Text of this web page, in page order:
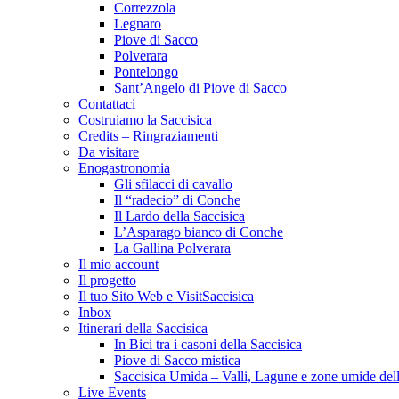
Correzzola
Legnaro
Piove di Sacco
Polverara
Pontelongo
Sant’Angelo di Piove di Sacco
Contattaci
Costruiamo la Saccisica
Credits – Ringraziamenti
Da visitare
Enogastronomia
Gli sfilacci di cavallo
Il “radecio” di Conche
Il Lardo della Saccisica
L’Asparago bianco di Conche
La Gallina Polverara
Il mio account
Il progetto
Il tuo Sito Web e VisitSaccisica
Inbox
Itinerari della Saccisica
In Bici tra i casoni della Saccisica
Piove di Sacco mistica
Saccisica Umida – Valli, Lagune e zone umide
Live Events